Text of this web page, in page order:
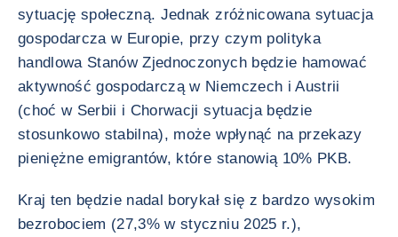
sytuację społeczną. Jednak zróżnicowana sytuacja
gospodarcza w Europie, przy czym polityka
handlowa Stanów Zjednoczonych będzie hamować
aktywność gospodarczą w Niemczech i Austrii
(choć w Serbii i Chorwacji sytuacja będzie
stosunkowo stabilna), może wpłynąć na przekazy
pieniężne emigrantów, które stanowią 10% PKB.
Kraj ten będzie nadal borykał się z bardzo wysokim
bezrobociem (27,3% w styczniu 2025 r.),